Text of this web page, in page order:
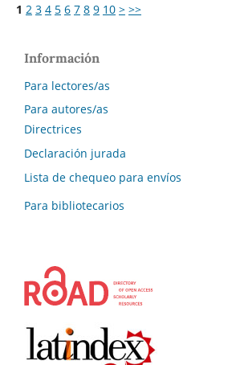
1 2 3 4 5 6 7 8 9 10 > >>
Información
Para lectores/as
Para autores/as
Directrices
Declaración jurada
Lista de chequeo para envíos
Para bibliotecarios